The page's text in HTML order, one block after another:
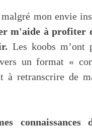
mon envie
m​'​aide à profiter
Les koobs m’ont
un format «
retranscrire de
connaissances